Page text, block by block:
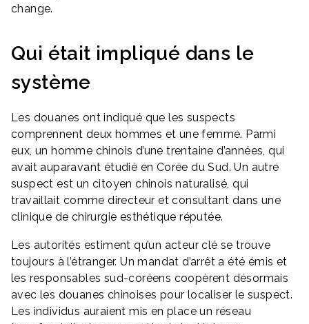
change.
Qui était impliqué dans le
système
Les douanes ont indiqué que les suspects
comprennent deux hommes et une femme. Parmi
eux, un homme chinois d’une trentaine d’années, qui
avait auparavant étudié en Corée du Sud. Un autre
suspect est un citoyen chinois naturalisé, qui
travaillait comme directeur et consultant dans une
clinique de chirurgie esthétique réputée.
Les autorités estiment qu’un acteur clé se trouve
toujours à l’étranger. Un mandat d’arrêt a été émis et
les responsables sud-coréens coopèrent désormais
avec les douanes chinoises pour localiser le suspect.
Les individus auraient mis en place un réseau